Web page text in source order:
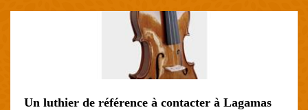
Un luthier de référence à contacter à Lagamas